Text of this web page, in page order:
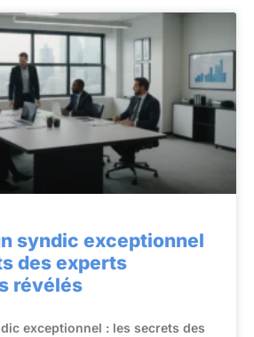
syndic exceptionnel
des experts
révélés
exceptionnel : les secrets des